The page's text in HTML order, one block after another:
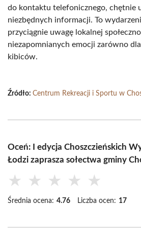
do kontaktu telefonicznego, chętnie
niezbędnych informacji. To
przyciągnie uwagę lokalnej
niezapomnianych emocji zarówno
kibiców.
Źródło: Centrum Rekreacji i Sportu w
Oceń: I edycja Choszczieńskich
Łodzi zaprasza sołectwa gminy
★ ★ ★ ★ ★
Średnia ocena: 4.76 Liczba ocen: 17